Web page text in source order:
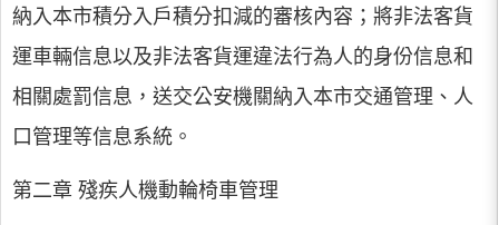
納入本市積分入戶積分扣減的審核內容；將非法客貨
運車輛信息以及非法客貨運違法行為人的身份信息和
相關處罰信息，送交公安機關納入本市交通管理、人
口管理等信息系統。
第二章 殘疾人機動輪椅車管理